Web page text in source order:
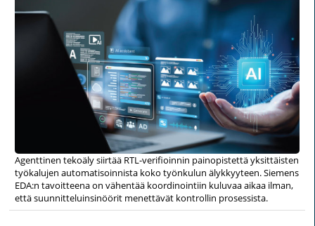
Agenttinen tekoäly siirtää RTL-verifioinnin painopistettä yksittäisten
työkalujen automatisoinnista koko työnkulun älykkyyteen. Siemens
EDA:n tavoitteena on vähentää koordinointiin kuluvaa aikaa ilman,
että suunnitteluinsinöörit menettävät kontrollin prosessista.